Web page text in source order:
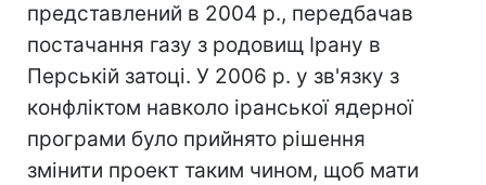
представлений в 2004 р., передбачав
постачання газу з родовищ Ірану в
Перській затоці. У 2006 р. у зв'язку з
конфліктом навколо іранської ядерної
програми було прийнято рішення
змінити проект таким чином, щоб мати